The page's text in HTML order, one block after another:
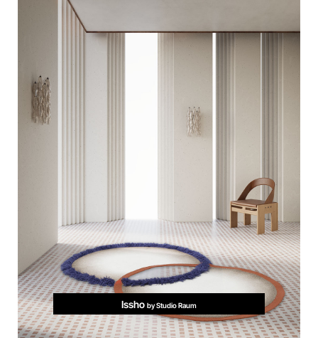
Issho by Studio Raum